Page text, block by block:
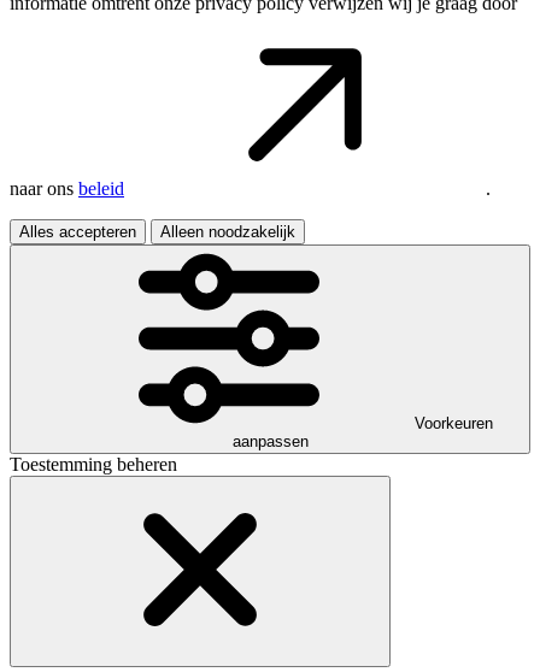
naar ons beleid .
Alles accepteren Alleen noodzakelijk
Voorkeuren
aanpassen
Toestemming beheren